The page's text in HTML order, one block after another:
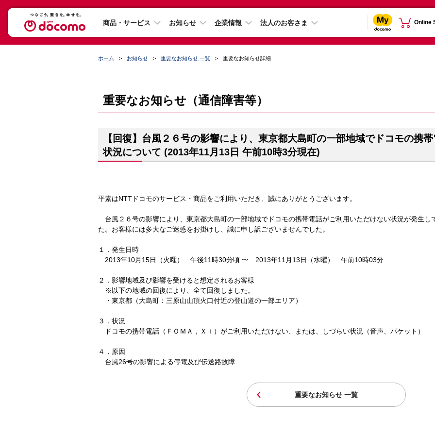
商品・サービス お知らせ 企業情報 法人のお客さま Online
ホーム お知らせ 重要なお知らせ 一覧 重要なお知らせ詳細
重要なお知らせ（通信障害等）
【回復】台風２６号の影響により、東京都大島町の一部地域でドコモの携
状況について (2013年11月13日 午前10時3分現在)
平素はNTTドコモのサービス・商品をご利用いただき、誠にありがとうございます。
台風２６号の影響により、東京都大島町の一部地域でドコモの携帯電話がご利用いただけない状況が発生し
た。お客様には多大なご迷惑をお掛けし、誠に申し訳ございませんでした。
１．発生日時
2013年10月15日（火曜） 午後11時30分頃 〜 2013年11月13日（水曜） 午前10時03分
２．影響地域及び影響を受けると想定されるお客様
※以下の地域の回復により、全て回復しました。
・東京都（大島町：三原山山頂火口付近の登山道の一部エリア）
３．状況
ドコモの携帯電話（ＦＯＭＡ，Ｘｉ）がご利用いただけない、または、しづらい状況（音声、パケット）
４．原因
台風26号の影響による停電及び伝送路故障
重要なお知らせ 一覧